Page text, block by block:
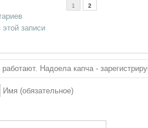
1 2
записи
Надоела капча -
Имя (обязательное)